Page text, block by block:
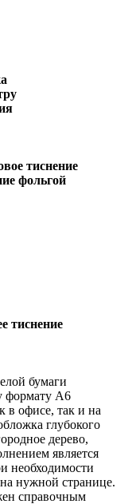
тиснение
фольгой
тиснение
бумаги
формату А6
в офисе, так и на
глубокого
дерево,
является
необходимости
нужной странице.
справочным